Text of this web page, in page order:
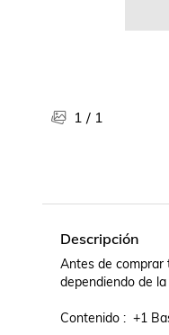
1 / 1
Descripción
Antes de comprar
dependiendo de
Contenido :  +1